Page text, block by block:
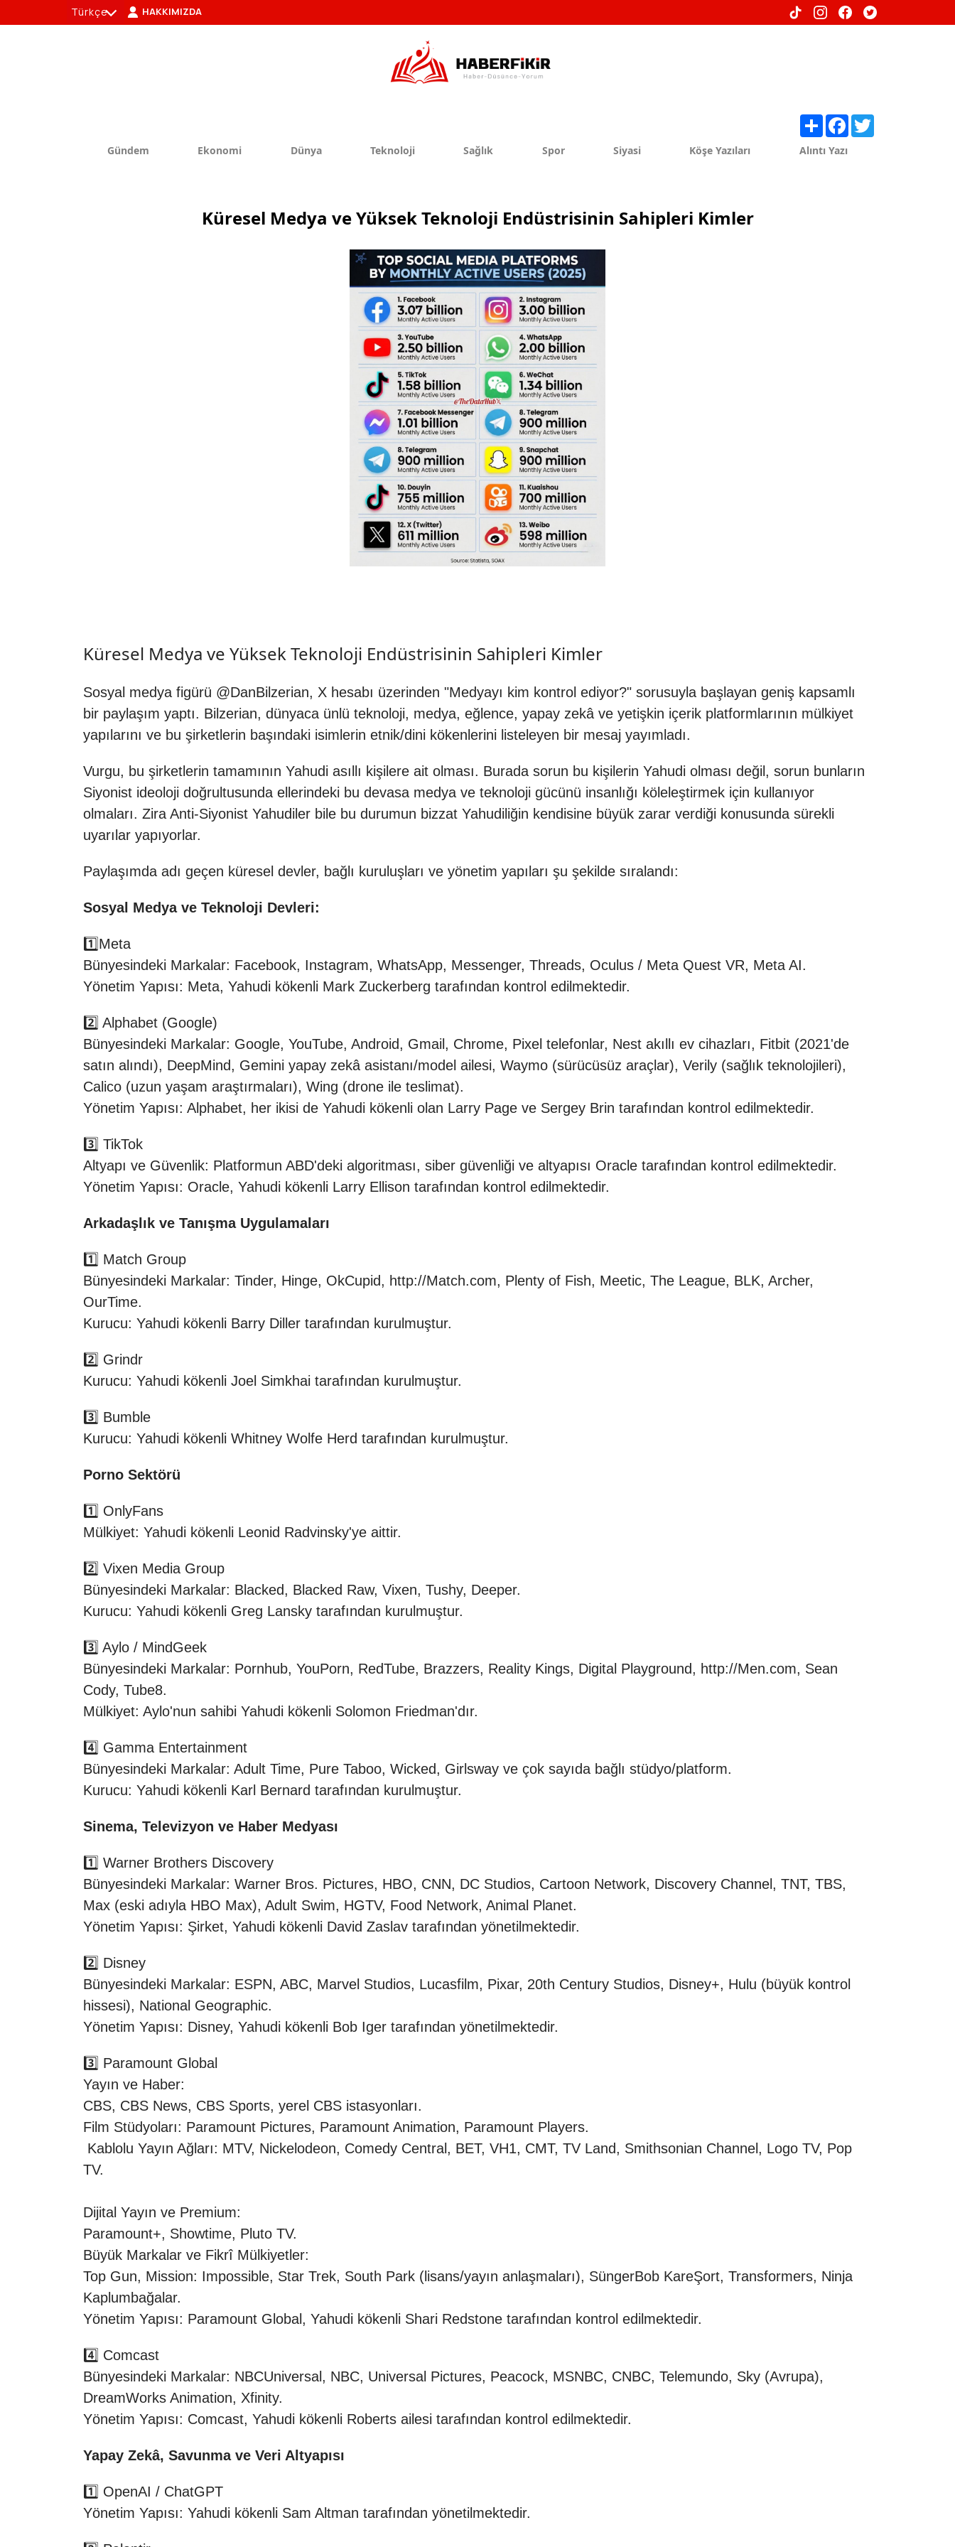
Gündem Ekonomi Dünya Teknoloji Sağlık Spor Siyasi Köşe Yazıları Alıntı Yazı
Küresel Medya ve Yüksek Teknoloji Endüstrisinin Sahipleri Kimler
Küresel Medya ve Yüksek Teknoloji Endüstrisinin Sahipleri Kimler
Sosyal medya figürü @DanBilzerian, X hesabı üzerinden "Medyayı kim kontrol ediyor?" sorusuyla başlayan geniş kapsamlı
bir paylaşım yaptı. Bilzerian, dünyaca ünlü teknoloji, medya, eğlence, yapay zekâ ve yetişkin içerik platformlarının mülkiyet
yapılarını ve bu şirketlerin başındaki isimlerin etnik/dini kökenlerini listeleyen bir mesaj yayımladı.
Vurgu, bu şirketlerin tamamının Yahudi asıllı kişilere ait olması. Burada sorun bu kişilerin Yahudi olması değil, sorun bunların
Siyonist ideoloji doğrultusunda ellerindeki bu devasa medya ve teknoloji gücünü insanlığı köleleştirmek için kullanıyor
olmaları. Zira Anti-Siyonist Yahudiler bile bu durumun bizzat Yahudiliğin kendisine büyük zarar verdiği konusunda sürekli
uyarılar yapıyorlar.
Paylaşımda adı geçen küresel devler, bağlı kuruluşları ve yönetim yapıları şu şekilde sıralandı:
Sosyal Medya ve Teknoloji Devleri:
1️⃣Meta
Bünyesindeki Markalar: Facebook, Instagram, WhatsApp, Messenger, Threads, Oculus / Meta Quest VR, Meta AI.
Yönetim Yapısı: Meta, Yahudi kökenli Mark Zuckerberg tarafından kontrol edilmektedir.
2️⃣ Alphabet (Google)
Bünyesindeki Markalar: Google, YouTube, Android, Gmail, Chrome, Pixel telefonlar, Nest akıllı ev cihazları, Fitbit (2021'de
satın alındı), DeepMind, Gemini yapay zekâ asistanı/model ailesi, Waymo (sürücüsüz araçlar), Verily (sağlık teknolojileri),
Calico (uzun yaşam araştırmaları), Wing (drone ile teslimat).
Yönetim Yapısı: Alphabet, her ikisi de Yahudi kökenli olan Larry Page ve Sergey Brin tarafından kontrol edilmektedir.
3️⃣ TikTok
Altyapı ve Güvenlik: Platformun ABD'deki algoritması, siber güvenliği ve altyapısı Oracle tarafından kontrol edilmektedir.
Yönetim Yapısı: Oracle, Yahudi kökenli Larry Ellison tarafından kontrol edilmektedir.
Arkadaşlık ve Tanışma Uygulamaları
1️⃣ Match Group
Bünyesindeki Markalar: Tinder, Hinge, OkCupid, http://Match.com, Plenty of Fish, Meetic, The League, BLK, Archer,
OurTime.
Kurucu: Yahudi kökenli Barry Diller tarafından kurulmuştur.
2️⃣ Grindr
Kurucu: Yahudi kökenli Joel Simkhai tarafından kurulmuştur.
3️⃣ Bumble
Kurucu: Yahudi kökenli Whitney Wolfe Herd tarafından kurulmuştur.
Porno Sektörü
1️⃣ OnlyFans
Mülkiyet: Yahudi kökenli Leonid Radvinsky'ye aittir.
2️⃣ Vixen Media Group
Bünyesindeki Markalar: Blacked, Blacked Raw, Vixen, Tushy, Deeper.
Kurucu: Yahudi kökenli Greg Lansky tarafından kurulmuştur.
3️⃣ Aylo / MindGeek
Bünyesindeki Markalar: Pornhub, YouPorn, RedTube, Brazzers, Reality Kings, Digital Playground, http://Men.com, Sean
Cody, Tube8.
Mülkiyet: Aylo'nun sahibi Yahudi kökenli Solomon Friedman'dır.
4️⃣ Gamma Entertainment
Bünyesindeki Markalar: Adult Time, Pure Taboo, Wicked, Girlsway ve çok sayıda bağlı stüdyo/platform.
Kurucu: Yahudi kökenli Karl Bernard tarafından kurulmuştur.
Sinema, Televizyon ve Haber Medyası
1️⃣ Warner Brothers Discovery
Bünyesindeki Markalar: Warner Bros. Pictures, HBO, CNN, DC Studios, Cartoon Network, Discovery Channel, TNT, TBS,
Max (eski adıyla HBO Max), Adult Swim, HGTV, Food Network, Animal Planet.
Yönetim Yapısı: Şirket, Yahudi kökenli David Zaslav tarafından yönetilmektedir.
2️⃣ Disney
Bünyesindeki Markalar: ESPN, ABC, Marvel Studios, Lucasfilm, Pixar, 20th Century Studios, Disney+, Hulu (büyük kontrol
hissesi), National Geographic.
Yönetim Yapısı: Disney, Yahudi kökenli Bob Iger tarafından yönetilmektedir.
3️⃣ Paramount Global
Yayın ve Haber:
CBS, CBS News, CBS Sports, yerel CBS istasyonları.
Film Stüdyoları: Paramount Pictures, Paramount Animation, Paramount Players.
Kablolu Yayın Ağları: MTV, Nickelodeon, Comedy Central, BET, VH1, CMT, TV Land, Smithsonian Channel, Logo TV, Pop
TV.
Dijital Yayın ve Premium:
Paramount+, Showtime, Pluto TV.
Büyük Markalar ve Fikrî Mülkiyetler:
Top Gun, Mission: Impossible, Star Trek, South Park (lisans/yayın anlaşmaları), SüngerBob KareŞort, Transformers, Ninja
Kaplumbağalar.
Yönetim Yapısı: Paramount Global, Yahudi kökenli Shari Redstone tarafından kontrol edilmektedir.
4️⃣ Comcast
Bünyesindeki Markalar: NBCUniversal, NBC, Universal Pictures, Peacock, MSNBC, CNBC, Telemundo, Sky (Avrupa),
DreamWorks Animation, Xfinity.
Yönetim Yapısı: Comcast, Yahudi kökenli Roberts ailesi tarafından kontrol edilmektedir.
Yapay Zekâ, Savunma ve Veri Altyapısı
1️⃣ OpenAI / ChatGPT
Yönetim Yapısı: Yahudi kökenli Sam Altman tarafından yönetilmektedir.
Share Facebook
Türkçe
HAKKIMIZDA